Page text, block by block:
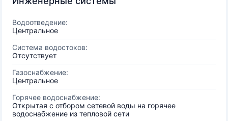
Водоотведение:
Центральное
Система водостоков:
Отсутствует
Газоснабжение:
Центральное
Горячее водоснабжение:
Открытая с отбором сетевой воды на горячее
водоснабжение из тепловой сети